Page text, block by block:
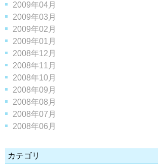
2009年04月
2009年03月
2009年02月
2009年01月
2008年12月
2008年11月
2008年10月
2008年09月
2008年08月
2008年07月
2008年06月
カテゴリ